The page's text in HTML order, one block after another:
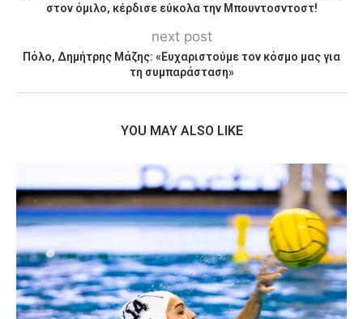
στον όμιλο, κέρδισε εύκολα την Μπουντοσντοστ!
next post
Πόλο, Δημήτρης Μάζης: «Ευχαριστούμε τον κόσμο μας για
τη συμπαράσταση»
YOU MAY ALSO LIKE